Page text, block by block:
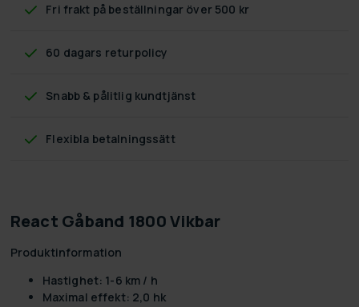
Fri frakt på beställningar över 500 kr
60 dagars returpolicy
Snabb & pålitlig kundtjänst
Flexibla betalningssätt
React Gåband 1800 Vikbar
Produktinformation
Hastighet: 1-6 km / h
Maximal effekt: 2,0 hk